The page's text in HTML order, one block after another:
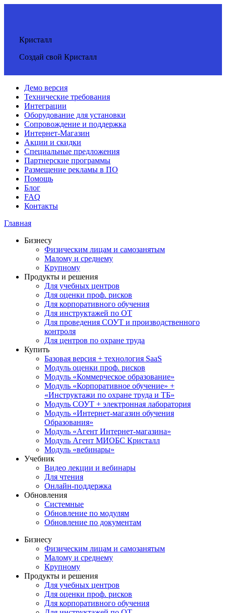
Кристалл
Создай свой Кристалл
Демо версия
Технические требования
Интеграции
Оборудование для установки
Сопровождение и поддержка
Интернет-Магазин
Акции и скидки
Специальные предложения
Партнерские программы
Размещение рекламы в ПО
Помощь
Блог
FAQ
Контакты
Главная
Бизнесу
Физическим лицам и самозанятым
Малому и среднему
Крупному
Продукты и решения
Для учебных центров
Для оценки проф. рисков
Для корпоративного обучения
Для инструктажей по ОТ
Для проведения СОУТ и производственного
контроля
Для центров по охране труда
Купить
Базовая версия + технология SaaS
Модуль оценки проф. рисков
Модуль «Коммерческое образование»
Модуль «Корпоративное обучение» +
«Инструктажи по охране труда и ТБ»
Модуль СОУТ + электронная лаборатория
Модуль «Интернет-магазин обучения
Образования»
Модуль «Агент Интернет-магазина»
Модуль Агент МИОБС Кристалл
Модуль «вебинары»
Учебник
Видео лекции и вебинары
Для чтения
Онлайн-поддержка
Обновления
Системные
Обновление по модулям
Обновление по документам
Бизнесу
Физическим лицам и самозанятым
Малому и среднему
Крупному
Продукты и решения
Для учебных центров
Для оценки проф. рисков
Для корпоративного обучения